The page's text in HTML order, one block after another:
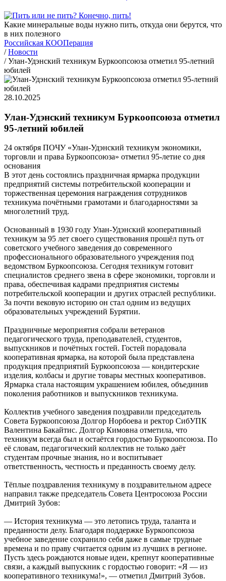
Какие минеральные воды нужно пить, откуда они берутся, что
в них полезного
Российская КООПерация
/ Новости
/ Улан-Удэнский техникум Буркоопсоюза отметил 95-летний
юбилей
28.10.2025
Улан-Удэнский техникум Буркоопсоюза отметил
95-летний юбилей
24 октября ПОЧУ «Улан-Удэнский техникум экономики,
торговли и права Буркоопсоюза» отметил 95-летие со дня
основания
В этот день состоялись праздничная ярмарка продукции
предприятий системы потребительской кооперации и
торжественная церемония награждения сотрудников
техникума почётными грамотами и благодарностями за
многолетний труд.
Основанный в 1930 году Улан-Удэнский кооперативный
техникум за 95 лет своего существования прошёл путь от
советского учебного заведения до современного
профессионального образовательного учреждения под
ведомством Буркоопсоюза. Сегодня техникум готовит
специалистов среднего звена в сфере экономики, торговли и
права, обеспечивая кадрами предприятия системы
потребительской кооперации и других отраслей республики.
За почти вековую историю он стал одним из ведущих
образовательных учреждений Бурятии.
Праздничные мероприятия собрали ветеранов
педагогического труда, преподавателей, студентов,
выпускников и почётных гостей. Гостей порадовала
кооперативная ярмарка, на которой была представлена
продукция предприятий Буркоопсоюза — кондитерские
изделия, колбасы и другие товары местных кооперативов.
Ярмарка стала настоящим украшением юбилея, объединив
поколения работников и выпускников техникума.
Коллектив учебного заведения поздравили председатель
Совета Буркоопсоюза Долгор Норбоева и ректор СибУПК
Валентина Бакайтис. Долгор Кимовна отметила, что
техникум всегда был и остаётся гордостью Буркоопсоюза. По
её словам, педагогический коллектив не только даёт
студентам прочные знания, но и воспитывает
ответственность, честность и преданность своему делу.
Тёплые поздравления техникуму в поздравительном адресе
направил также председатель Совета Центросоюза России
Дмитрий Зубов:
— История техникума — это летопись труда, таланта и
преданности делу. Благодаря поддержке Буркоопсоюза
учебное заведение сохранило себя даже в самые трудные
времена и по праву считается одним из лучших в регионе.
Пусть здесь рождаются новые идеи, крепнут кооперативные
связи, а каждый выпускник с гордостью говорит: «Я — из
кооперативного техникума!», — отметил Дмитрий Зубов.